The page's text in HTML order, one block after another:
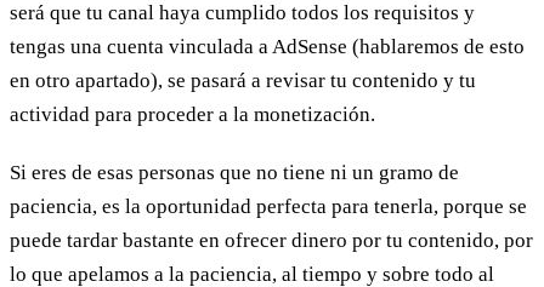
será que tu canal haya cumplido todos los requisitos y
tengas una cuenta vinculada a AdSense (hablaremos de esto
en otro apartado), se pasará a revisar tu contenido y tu
actividad para proceder a la monetización.
Si eres de esas personas que no tiene ni un gramo de
paciencia, es la oportunidad perfecta para tenerla, porque se
puede tardar bastante en ofrecer dinero por tu contenido, por
lo que apelamos a la paciencia, al tiempo y sobre todo al